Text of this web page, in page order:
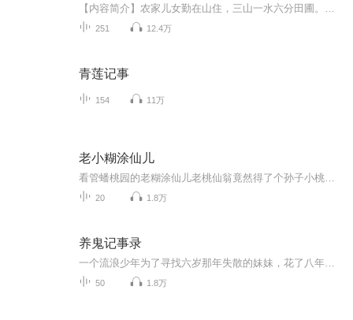
251 12.4万
青莲记事
154 11万
老小糊涂仙儿
20 1.8万
养鬼记事录
50 1.8万